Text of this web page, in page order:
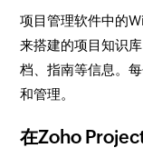
项目管理软件中的
来搭建的项目知识
档、指南等信息。
和管理。
在Zoho